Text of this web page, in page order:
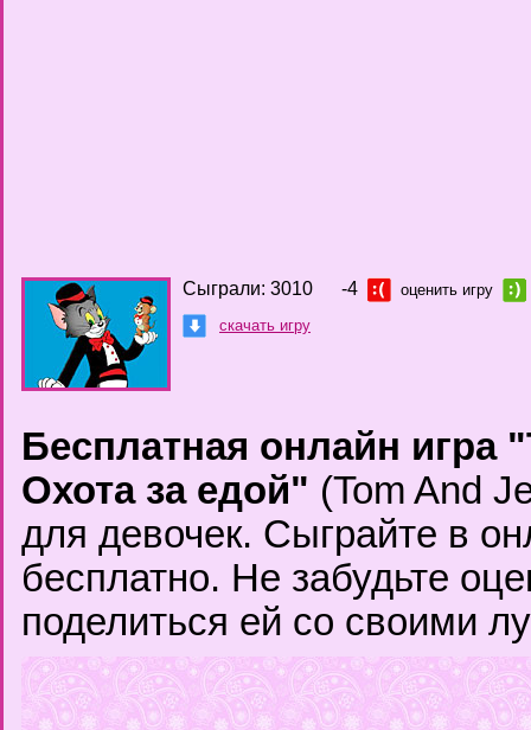
Сыграли: 3010 -4
оценить игру
скачать игру
Бесплатная онлайн игра
Охота за едой" (Tom And
для девочек. Сыграйте в
бесплатно. Не забудьте
поделиться ей со своими